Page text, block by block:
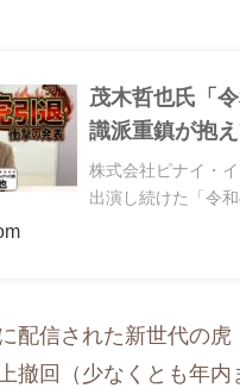
茂木哲也氏「
識派重鎮が抱
株式会社ピナイ・
出演し続けた「令
配信された新世代の虎
撤回（少なくとも年